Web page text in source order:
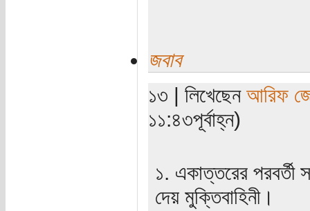
জবাব
১৩ | লিখেছেন আরিফ
১১:৪৩পূর্বাহ্ন)
১. একাত্তরের পরবর্তী
দেয় মুক্তিবাহিনী।